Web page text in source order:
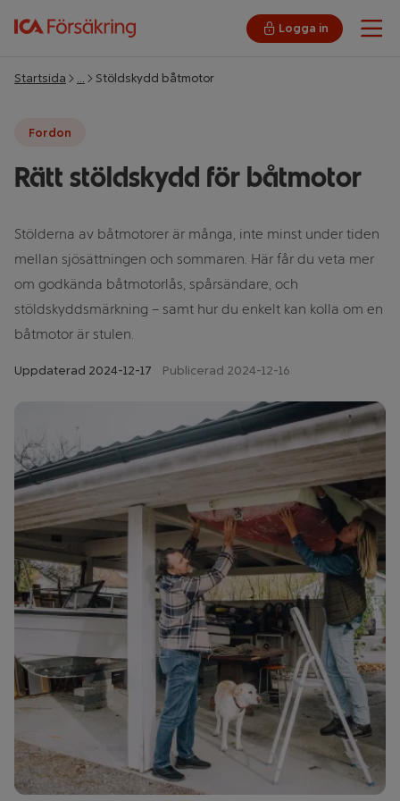
Logga in
Startsida … Stöldskydd båtmotor
Fordon
Rätt stöldskydd för båtmotor
Stölderna av båtmotorer är många, inte minst under tiden
mellan sjösättningen och sommaren. Här får du veta mer
om godkända båtmotorlås, spårsändare, och
stöldskyddsmärkning – samt hur du enkelt kan kolla om en
båtmotor är stulen.
Uppdaterad 2024-12-17 Publicerad 2024-12-16